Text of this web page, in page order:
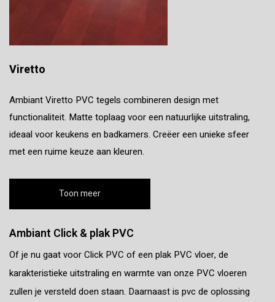
Viretto
Ambiant Viretto PVC tegels combineren design met
functionaliteit. Matte toplaag voor een natuurlijke uitstraling,
ideaal voor keukens en badkamers. Creëer een unieke sfeer
met een ruime keuze aan kleuren.
Toon meer
Ambiant Click & plak PVC
Of je nu gaat voor Click PVC of een plak PVC vloer, de
karakteristieke uitstraling en warmte van onze PVC vloeren
zullen je versteld doen staan. Daarnaast is pvc de oplossing